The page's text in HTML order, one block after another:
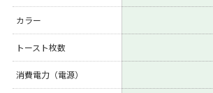
カラー
トースト枚数
消費電力（電源）